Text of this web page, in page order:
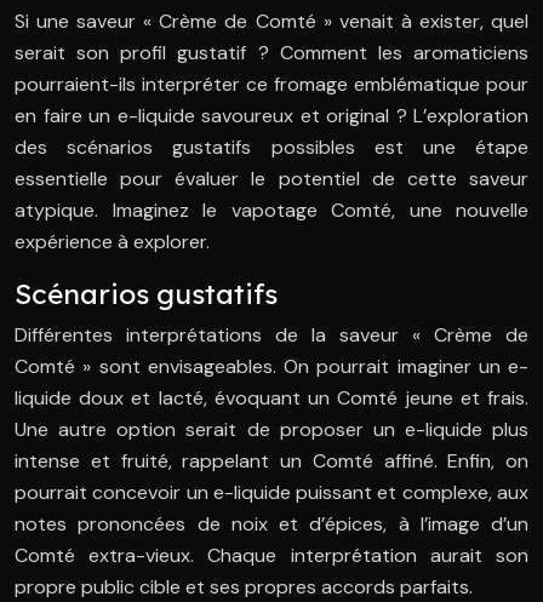
Si une saveur « Crème de Comté » venait à exister, quel
serait son profil gustatif ? Comment les aromaticiens
pourraient-ils interpréter ce fromage emblématique pour
en faire un e-liquide savoureux et original ? L’exploration
des scénarios gustatifs possibles est une étape
essentielle pour évaluer le potentiel de cette saveur
atypique. Imaginez le vapotage Comté, une nouvelle
expérience à explorer.
Scénarios gustatifs
Différentes interprétations de la saveur « Crème de
Comté » sont envisageables. On pourrait imaginer un e-
liquide doux et lacté, évoquant un Comté jeune et frais.
Une autre option serait de proposer un e-liquide plus
intense et fruité, rappelant un Comté affiné. Enfin, on
pourrait concevoir un e-liquide puissant et complexe, aux
notes prononcées de noix et d’épices, à l’image d’un
Comté extra-vieux. Chaque interprétation aurait son
propre public cible et ses propres accords parfaits.